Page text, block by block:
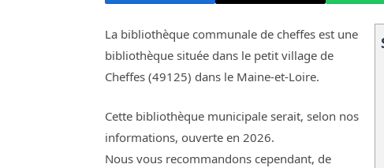
La bibliothèque communale de cheffes est une
bibliothèque située dans le petit village de
Cheffes (49125) dans le Maine-et-Loire.
Cette bibliothèque municipale serait, selon nos
informations, ouverte en 2026.
Nous vous recommandons cependant, de